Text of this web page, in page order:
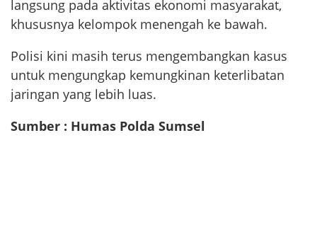
langsung pada aktivitas ekonomi masyarakat,
khususnya kelompok menengah ke bawah.
Polisi kini masih terus mengembangkan kasus
untuk mengungkap kemungkinan keterlibatan
jaringan yang lebih luas.
Sumber : Humas Polda Sumsel